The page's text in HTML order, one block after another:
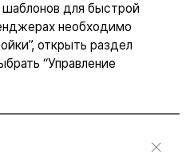
для быстрой
необходимо
открыть раздел
“Управление